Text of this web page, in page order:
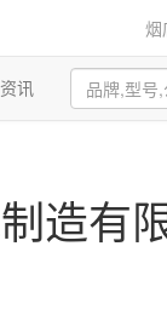
烟
讯
造有